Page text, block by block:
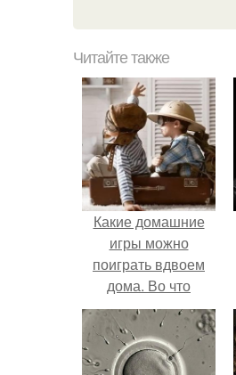
Читайте также
Какие домашние
игры можно
поиграть вдвоем
дома. Во что
поиграть с другом
дома